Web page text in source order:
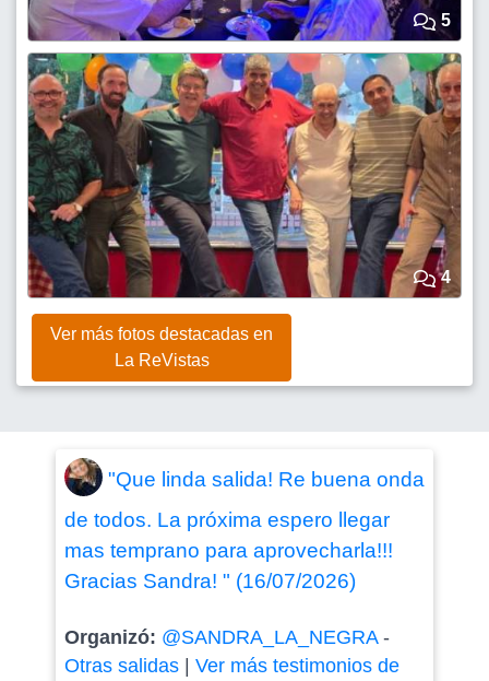
5
4
Ver más fotos destacadas en
La ReVistas
"Que linda salida! Re buena onda
de todos. La próxima espero llegar
mas temprano para aprovecharla!!!
Gracias Sandra! " (16/07/2026)
Organizó: @SANDRA_LA_NEGRA-
Otras salidas| Ver más testimonios de